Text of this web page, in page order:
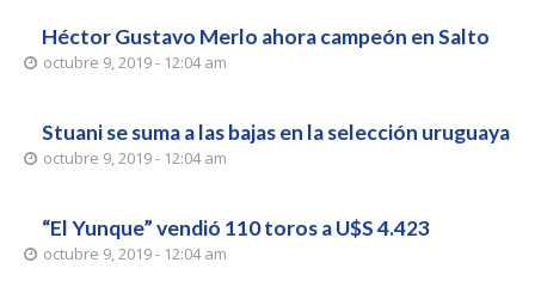
Héctor Gustavo Merlo ahora campeón en Salto
octubre 9, 2019 - 12:04 am
Stuani se suma a las bajas en la selección uruguaya
octubre 9, 2019 - 12:04 am
“El Yunque” vendió 110 toros a U$S 4.423
octubre 9, 2019 - 12:04 am